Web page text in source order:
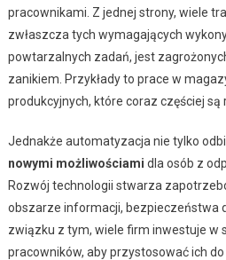
pracownikami. Z jednej strony, wiele
zwłaszcza tych wymagających
powtarzalnych zadań, jest
zanikiem. Przykłady to prace w
produkcyjnych, które coraz częściej
Jednakże automatyzacja nie tylko
nowymi możliwościami dla osób z
Rozwój technologii stwarza
obszarze informacji, bezpieczeństwa
związku z tym, wiele firm inwestuje w
pracowników, aby przystosować ich